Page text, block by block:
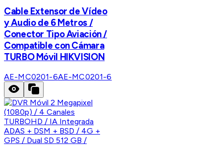
Cable Extensor de Vídeo
y Audio de 6 Metros /
Conector Tipo Aviación /
Compatible con Cámara
TURBO Móvil HIKVISION
AE-MC0201-6AE-MC0201-6